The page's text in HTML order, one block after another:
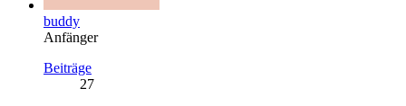
buddy
Anfänger
Beiträge
27